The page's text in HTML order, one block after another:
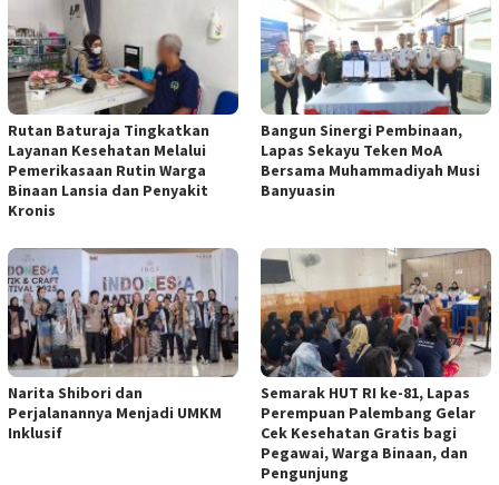
Rutan Baturaja Tingkatkan
Layanan Kesehatan Melalui
Pemerikasaan Rutin Warga
Binaan Lansia dan Penyakit
Kronis
Bangun Sinergi Pembinaan,
Lapas Sekayu Teken MoA
Bersama Muhammadiyah Musi
Banyuasin
Narita Shibori dan
Perjalanannya Menjadi UMKM
Inklusif
Semarak HUT RI ke-81, Lapas
Perempuan Palembang Gelar
Cek Kesehatan Gratis bagi
Pegawai, Warga Binaan, dan
Pengunjung